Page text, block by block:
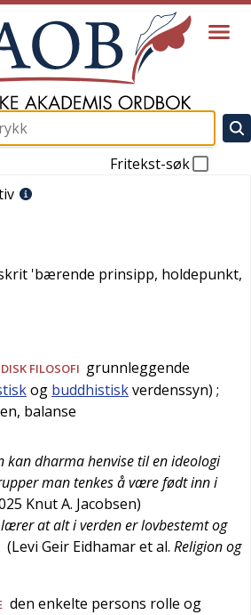
Fritekst-søk
'bærende prinsipp, holdepunkt,
FILOSOFI grunnleggende
og buddhistiskverdenssyn) ;
balanse
kan dharma henvise til en ideologi
man tenkes å være født inn i
Knut A. Jacobsen)
at alt i verden er lovbestemt og
(Levi Geir Eidhamar et al. Religion og
den enkelte persons rolle og